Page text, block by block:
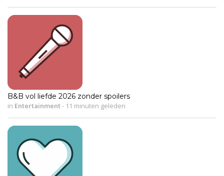
B&B vol liefde 2026 zonder spoilers
in Entertainment- 11 minuten geleden